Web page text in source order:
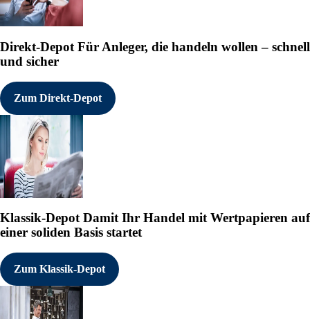
Direkt-Depot Für Anleger, die handeln wollen – schnell
und sicher
Zum Direkt-Depot
Klassik-DepotDamit Ihr Handel mit Wertpapieren auf
einer soliden Basis startet
Zum Klassik-Depot